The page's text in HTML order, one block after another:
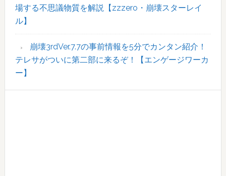
場する不思議物質を解説【zzzero・崩壊スターレイ
ル】
崩壊3rdVer.7.7の事前情報を5分でカンタン紹介！
テレサがついに第二部に来るぞ！【エンゲージワーカ
ー】